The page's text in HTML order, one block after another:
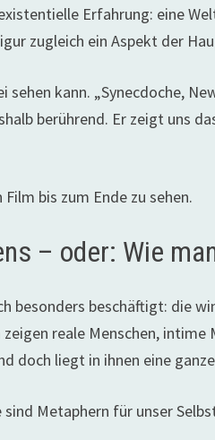
Erfahrung: eine
zugleich ein Aspekt der
sehen kann. „Synecdoche,
berührend. Er zeigt uns
bis zum Ende zu sehen.
– oder: Wie
besonders beschäftigt: die
reale Menschen,
doch liegt in ihnen eine
Metaphern für unser